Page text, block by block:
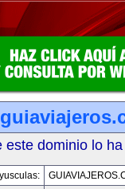
este dominio lo